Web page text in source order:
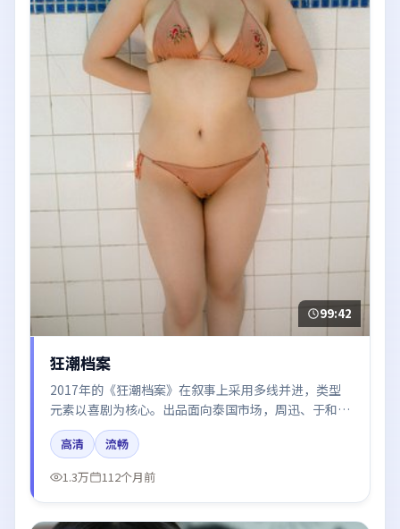
99:42
狂潮档案
2017年的《狂潮档案》在叙事上采用多线并进，类型
元素以喜剧为核心。出品面向泰国市场，周迅、于和
伟、梁朝伟、胡歌、河正宇所饰角色推动关键反转，结
尾留白引发讨论。
高清
流畅
1.3万
112个月前